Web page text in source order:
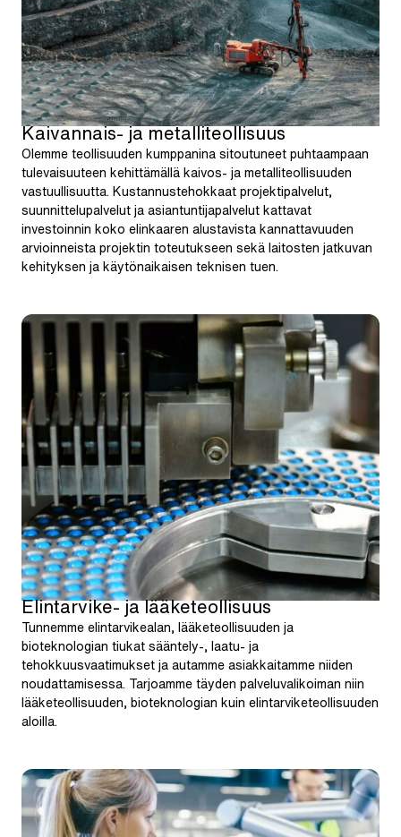
Kaivannais- ja metalliteollisuus
Olemme teollisuuden kumppanina sitoutuneet puhtaampaan
tulevaisuuteen kehittämällä kaivos- ja metalliteollisuuden
vastuullisuutta. Kustannustehokkaat projektipalvelut,
suunnittelupalvelut ja asiantuntijapalvelut kattavat
investoinnin koko elinkaaren alustavista kannattavuuden
arvioinneista projektin toteutukseen sekä laitosten jatkuvan
kehityksen ja käytönaikaisen teknisen tuen.
Elintarvike- ja lääketeollisuus
Tunnemme elintarvikealan, lääketeollisuuden ja
bioteknologian tiukat sääntely-, laatu- ja
tehokkuusvaatimukset ja autamme asiakkaitamme niiden
noudattamisessa. Tarjoamme täyden palveluvalikoiman niin
lääketeollisuuden, bioteknologian kuin elintarviketeollisuuden
aloilla.